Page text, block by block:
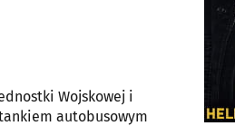
Wojskowej i
autobusowym